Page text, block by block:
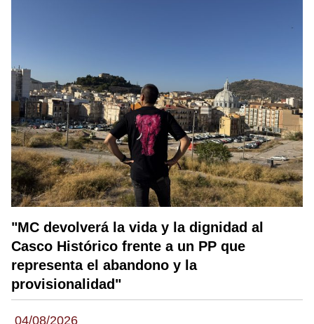
"MC devolverá la vida y la dignidad al
Casco Histórico frente a un PP que
representa el abandono y la
provisionalidad"
04/08/2026